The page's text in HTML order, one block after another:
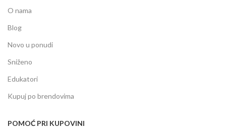
O nama
Blog
Novo u ponudi
Sniženo
Edukatori
Kupuj po brendovima
POMOĆ PRI KUPOVINI